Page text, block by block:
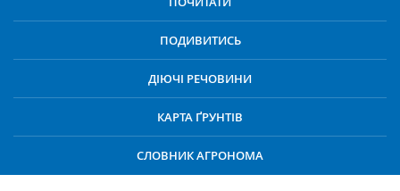
ПОДИВИТИСЬ
ДІЮЧІ РЕЧОВИНИ
КАРТА ҐРУНТІВ
СЛОВНИК АГРОНОМА